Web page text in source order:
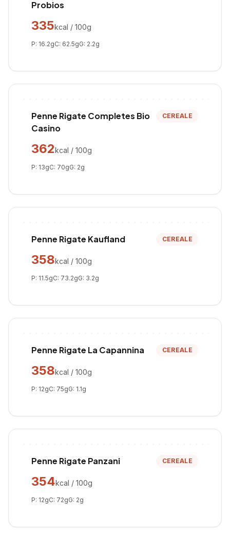
Probios
335kcal / 100g
P: 16.2gC: 62.5gG: 2.2g
Penne Rigate Completes Bio
Casino
CEREALE
362kcal / 100g
P: 13gC: 70gG: 2g
Penne Rigate Kaufland CEREALE
358kcal / 100g
P: 11.5gC: 73.2gG: 3.2g
Penne Rigate La Capannina CEREALE
358kcal / 100g
P: 12gC: 75gG: 1.1g
Penne Rigate Panzani CEREALE
354kcal / 100g
P: 12gC: 72gG: 2g